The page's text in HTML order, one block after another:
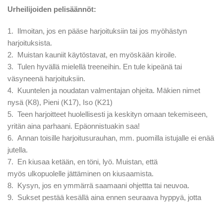
Urheilijoiden pelisäännöt:
1. Ilmoitan, jos en pääse harjoituksiin tai jos myöhästyn
harjoituksista.
2. Muistan kauniit käytöstavat, en myöskään kiroile.
3. Tulen hyvällä mielellä treeneihin. En tule kipeänä tai
väsyneenä harjoituksiin.
4. Kuuntelen ja noudatan valmentajan ohjeita. Mäkien nimet
nysä (K8), Pieni (K17), Iso (K21)
5. Teen harjoitteet huolellisesti ja keskityn omaan tekemiseen,
yritän aina parhaani. Epäonnistuakin saa!
6. Annan toisille harjoitusurauhan, mm. puomilla istujalle ei enää
jutella.
7. En kiusaa ketään, en töni, lyö. Muistan, että
myös ulkopuolelle jättäminen on kiusaamista.
8. Kysyn, jos en ymmärrä saamaani ohjettta tai neuvoa.
9. Sukset pestää kesällä aina ennen seuraava hyppyä, jotta